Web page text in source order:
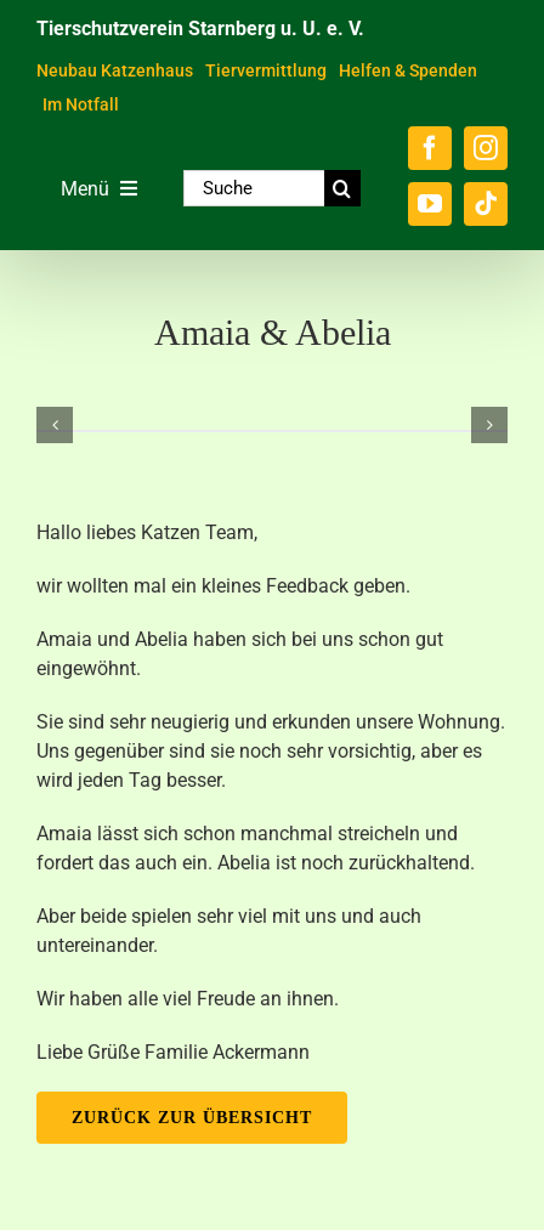
Inhalt
springen
Tierschutzverein Starnberg u. U. e. V.
Neubau Katzenhaus Tiervermittlung
Helfen & Spenden
Im Notfall
Menü
Über das Tierheim
Helfen & Spenden
Ratgeber & Service
Aktuelles
Kontakt
Suche
nach:
Amaia & Abelia
Hallo liebes Katzen Team,
wir wollten mal ein kleines Feedback geben.
Amaia und Abelia haben sich bei uns schon gut
eingewöhnt.
Sie sind sehr neugierig und erkunden unsere Wohnung.
Uns gegenüber sind sie noch sehr vorsichtig, aber es
wird jeden Tag besser.
Amaia lässt sich schon manchmal streicheln und
fordert das auch ein. Abelia ist noch zurückhaltend.
Aber beide spielen sehr viel mit uns und auch
untereinander.
Wir haben alle viel Freude an ihnen.
Liebe Grüße Familie Ackermann
ZURÜCK ZUR ÜBERSICHT